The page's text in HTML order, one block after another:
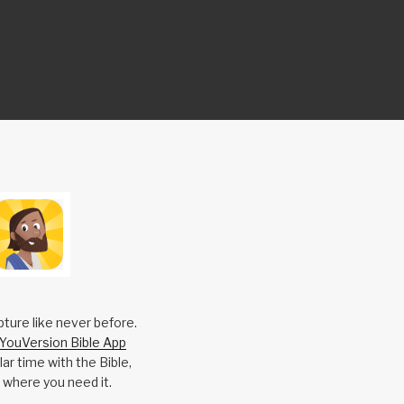
like never before.
Bible App
time with the Bible,
you need it.